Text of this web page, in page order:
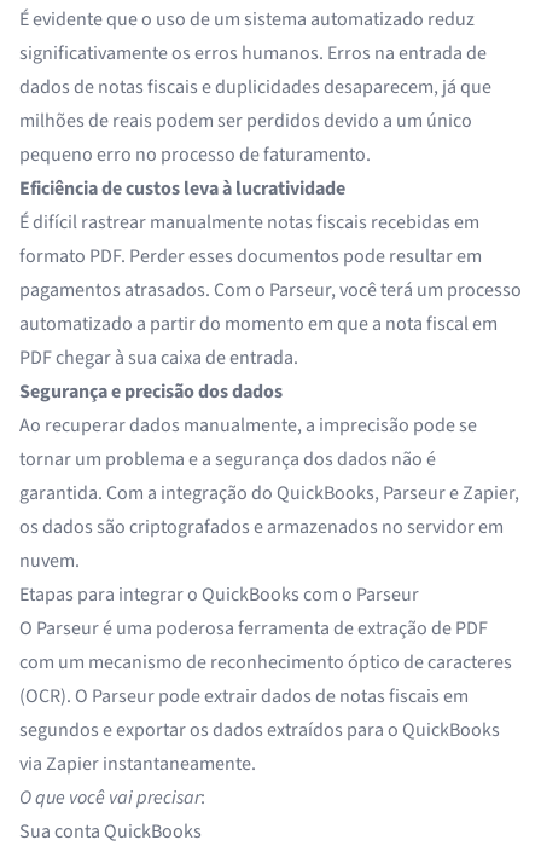
É evidente que o uso de um sistema automatizado reduz
significativamente os erros humanos. Erros na entrada de
dados de notas fiscais e duplicidades desaparecem, já que
milhões de reais podem ser perdidos devido a um único
pequeno erro no processo de faturamento.
Eficiência de custos leva à lucratividade
É difícil rastrear manualmente notas fiscais recebidas em
formato PDF. Perder esses documentos pode resultar em
pagamentos atrasados. Com o Parseur, você terá um processo
automatizado a partir do momento em que a nota fiscal em
PDF chegar à sua caixa de entrada.
Segurança e precisão dos dados
Ao recuperar dados manualmente, a imprecisão pode se
tornar um problema e a segurança dos dados não é
garantida. Com a integração do QuickBooks, Parseur e Zapier,
os dados são criptografados e armazenados no servidor em
nuvem.
Etapas para integrar o QuickBooks com o Parseur
O Parseur é uma poderosaferramenta de extração de PDF
com um mecanismo de reconhecimento óptico de caracteres
(OCR). O Parseur pode extrair dados de notas fiscais em
segundos e exportar os dados extraídos para o QuickBooks
via Zapier instantaneamente.
O que você vai precisar:
Sua conta QuickBooks